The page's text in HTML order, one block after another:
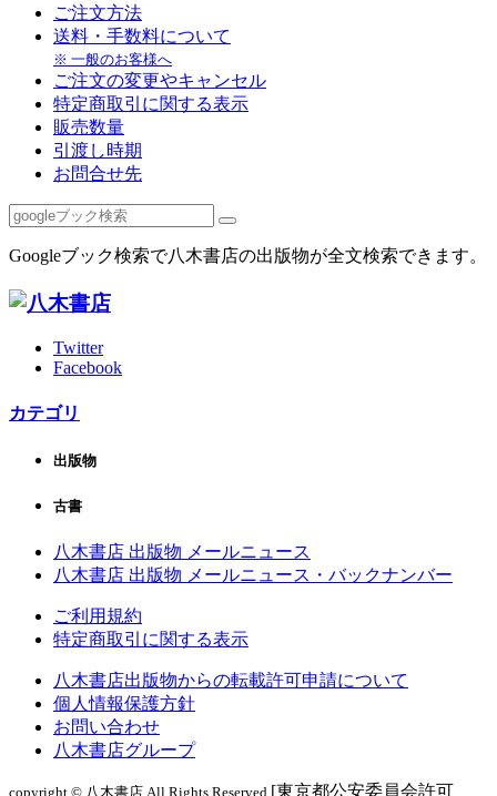
ご注文方法
送料・手数料について
※ 一般のお客様へ
ご注文の変更やキャンセル
特定商取引に関する表示
販売数量
引渡し時期
お問合せ先
Googleブック検索で八木書店の出版物が全文検索できます。
Twitter
Facebook
カテゴリ
出版物
古書
八木書店 出版物 メールニュース
八木書店 出版物 メールニュース・バックナンバー
ご利用規約
特定商取引に関する表示
八木書店出版物からの転載許可申請について
個人情報保護方針
お問い合わせ
八木書店グループ
copyright © 八木書店 All Rights Reserved. [東京都公安委員会許可